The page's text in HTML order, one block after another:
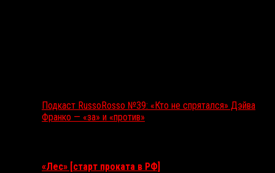
Подкаст RussoRosso №39: «Кто не спрятался» Дэйва
Франко — «за» и «против»
«Лес» [старт проката в РФ]